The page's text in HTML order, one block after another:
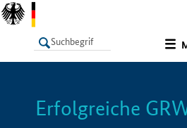
LISTE
Erfolgreiche